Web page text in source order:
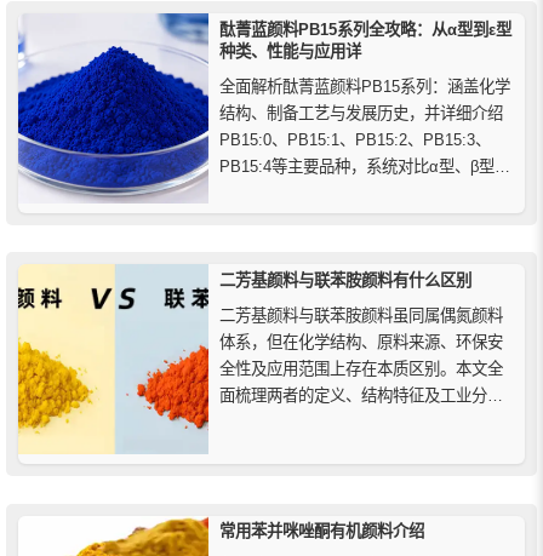
酞菁蓝颜料PB15系列全攻略：从α型到ε型
种类、性能与应用详
全面解析酞菁蓝颜料PB15系列：涵盖化学
结构、制备工艺与发展历史，并详细介绍
PB15:0、PB15:1、PB15:2、PB15:3、
PB15:4等主要品种，系统对比α型、β型、
耐热性，助您快速掌握酞菁蓝在涂料、油
用价值。
二芳基颜料与联苯胺颜料有什么区别
二芳基颜料与联苯胺颜料虽同属偶氮颜料
体系，但在化学结构、原料来源、环保安
全性及应用范围上存在本质区别。本文全
面梳理两者的定义、结构特征及工业分类
常用苯并咪唑酮有机颜料介绍